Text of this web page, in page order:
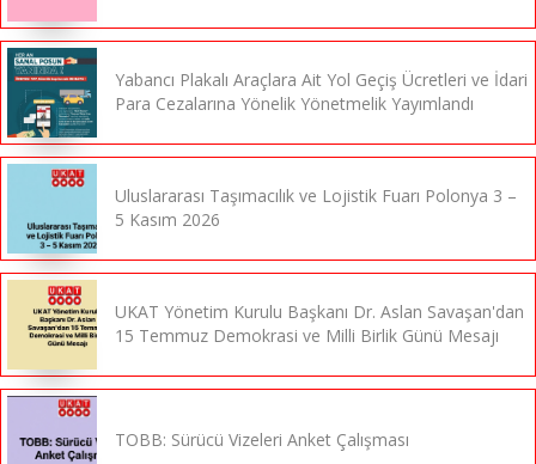
Yabancı Plakalı Araçlara Ait Yol Geçiş Ücretleri ve İdari
Para Cezalarına Yönelik Yönetmelik Yayımlandı
Uluslararası Taşımacılık ve Lojistik Fuarı Polonya 3 –
5 Kasım 2026
UKAT Yönetim Kurulu Başkanı Dr. Aslan Savaşan'dan
15 Temmuz Demokrasi ve Milli Birlik Günü Mesajı
TOBB: Sürücü Vizeleri Anket Çalışması